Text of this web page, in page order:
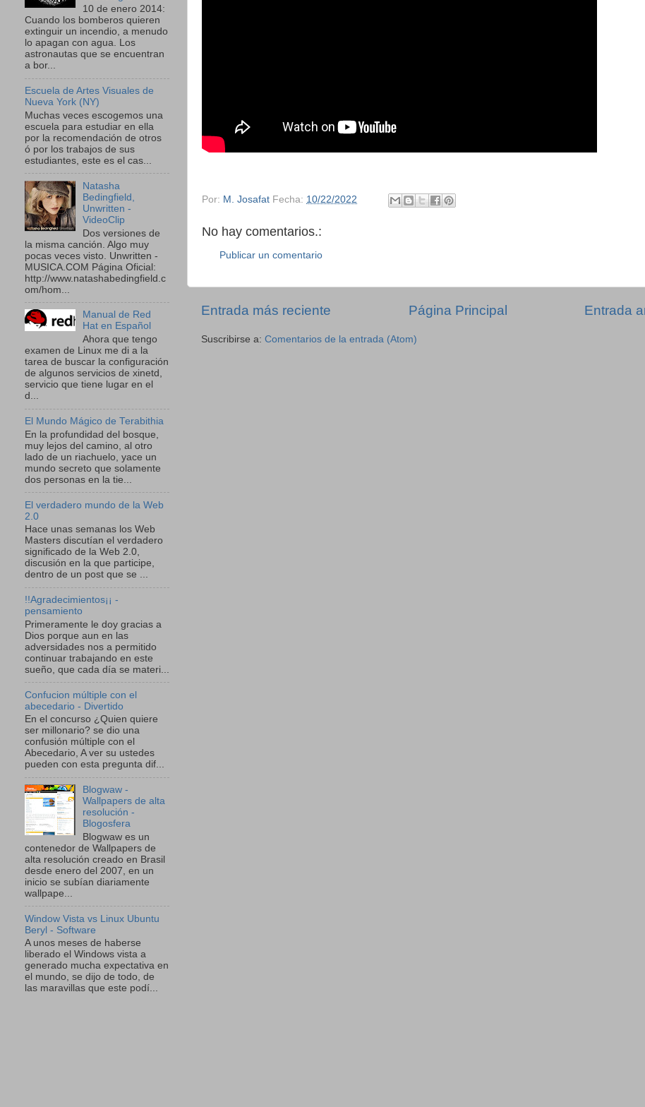
Por: M. Josafat Fecha: 10/22/2022
No hay comentarios.:
Publicar un comentario
Entrada más reciente Entrada
Página Principal
Suscribirse a: Comentarios de la entrada (Atom)
10 de enero 2014:
Cuando los bomberos quieren
extinguir un incendio, a menudo
lo apagan con agua. Los
astronautas que se encuentran
a bor...
Escuela de Artes Visuales de
Nueva York (NY)
Muchas veces escogemos una
escuela para estudiar en ella
por la recomendación de otros
ó por los trabajos de sus
estudiantes, este es el cas...
Natasha
Bedingfield,
Unwritten -
VideoClip
Dos versiones de
la misma canción. Algo muy
pocas veces visto. Unwritten -
MUSICA.COM Página Oficial:
http://www.natashabedingfield.c
om/hom...
Manual de Red
Hat en Español
Ahora que tengo
examen de Linux me di a la
tarea de buscar la configuración
de algunos servicios de xinetd,
servicio que tiene lugar en el
d...
El Mundo Mágico de Terabithia
En la profundidad del bosque,
muy lejos del camino, al otro
lado de un riachuelo, yace un
mundo secreto que solamente
dos personas en la tie...
El verdadero mundo de la Web
2.0
Hace unas semanas los Web
Masters discutían el verdadero
significado de la Web 2.0,
discusión en la que participe,
dentro de un post que se ...
!!Agradecimientos¡¡ -
pensamiento
Primeramente le doy gracias a
Dios porque aun en las
adversidades nos a permitido
continuar trabajando en este
sueño, que cada día se materi...
Confucion múltiple con el
abecedario - Divertido
En el concurso ¿Quien quiere
ser millonario? se dio una
confusión múltiple con el
Abecedario, A ver su ustedes
pueden con esta pregunta dif...
Blogwaw -
Wallpapers de alta
resolución -
Blogosfera
Blogwaw es un
contenedor de Wallpapers de
alta resolución creado en Brasil
desde enero del 2007, en un
inicio se subían diariamente
wallpape...
Window Vista vs Linux Ubuntu
Beryl - Software
A unos meses de haberse
liberado el Windows vista a
generado mucha expectativa en
el mundo, se dijo de todo, de
las maravillas que este podí...